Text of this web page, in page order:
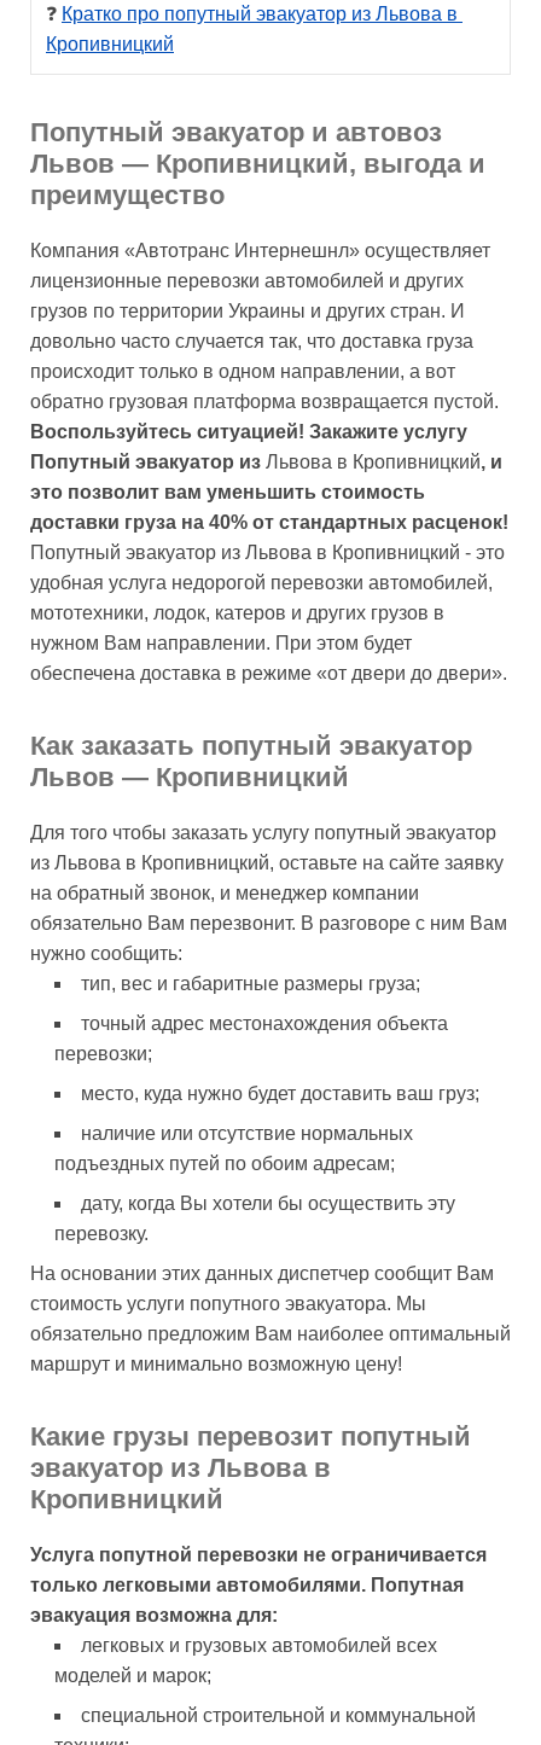
❓ Кратко про попутный эвакуатор из Львова в
Кропивницкий
Попутный эвакуатор и автовоз
Львов — Кропивницкий, выгода и
преимущество
Компания «Автотранс Интернешнл» осуществляет
лицензионные перевозки автомобилей и других
грузов по территории Украины и других стран. И
довольно часто случается так, что доставка груза
происходит только в одном направлении, а вот
обратно грузовая платформа возвращается пустой.
Воспользуйтесь ситуацией! Закажите услугу
Попутный эвакуатор из Львова в Кропивницкий, и
это позволит вам уменьшить стоимость
доставки груза на 40% от стандартных расценок!
Попутный эвакуатор из Львова в Кропивницкий - это
удобная услуга недорогой перевозки автомобилей,
мототехники, лодок, катеров и других грузов в
нужном Вам направлении. При этом будет
обеспечена доставка в режиме «от двери до двери».
Как заказать попутный эвакуатор
Львов — Кропивницкий
Для того чтобы заказать услугу попутный эвакуатор
из Львова в Кропивницкий, оставьте на сайте заявку
на обратный звонок, и менеджер компании
обязательно Вам перезвонит. В разговоре с ним Вам
нужно сообщить:
тип, вес и габаритные размеры груза;
точный адрес местонахождения объекта
перевозки;
место, куда нужно будет доставить ваш груз;
наличие или отсутствие нормальных
подъездных путей по обоим адресам;
дату, когда Вы хотели бы осуществить эту
перевозку.
На основании этих данных диспетчер сообщит Вам
стоимость услуги попутного эвакуатора. Мы
обязательно предложим Вам наиболее оптимальный
маршрут и минимально возможную цену!
Какие грузы перевозит попутный
эвакуатор из Львова в
Кропивницкий
Услуга попутной перевозки не ограничивается
только легковыми автомобилями. Попутная
эвакуация возможна для:
легковых и грузовых автомобилей всех
моделей и марок;
специальной строительной и коммунальной